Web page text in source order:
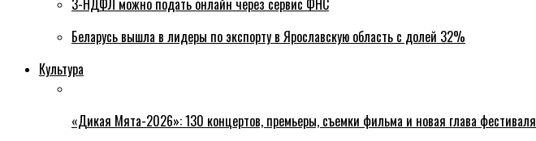
3-НДФЛ можно подать онлайн через сервис ФНС
Беларусь вышла в лидеры по экспорту в Ярославскую область с долей 32%
Культура
«Дикая Мята-2026»: 130 концертов, премьеры, съемки фильма и новая глава фестиваля